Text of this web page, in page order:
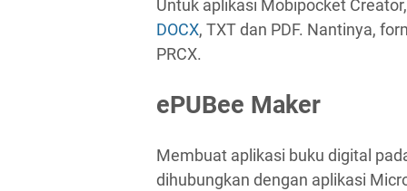
Untuk aplikasi Mobipocket
DOCX, TXT dan PDF. Nantinya,
PRCX.
ePUBee Maker
Membuat aplikasi buku digital
dihubungkan dengan aplikasi